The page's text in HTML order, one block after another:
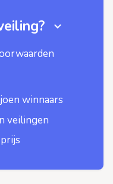
winnaars
veilingen